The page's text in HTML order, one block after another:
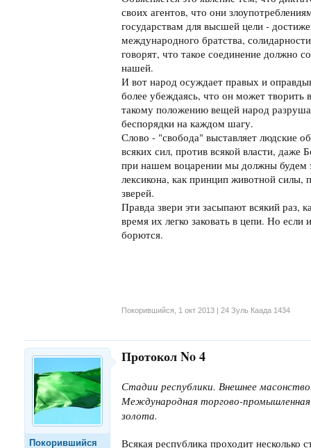
своих агентов, что они
государствам для высшей цели -
международного братства,
говорят, что такое соединение должно
нашей.
И вот народ осуждает правых и
более убеждаясь, что он может творить
такому положению вещей народ
беспорядки на каждом шагу.
Слово - "свобода" выставляет людские
всяких сил, против всякой власти,
при нашем воцарении мы должны будем
лексикона, как принцип животной
зверей.
Правда звери эти засыпают всякий раз,
время их легко заковать в цепи. Но
борются.
Покорившийся 1 окт 2013 | 24 Зуль Каада 1434
Покорившийся
Протокол No 4
Стадии республики. Внешнее
Международная торгово-промышленная
золота.
Всякая республика проходит несколько